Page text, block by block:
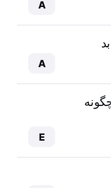
A
A
E